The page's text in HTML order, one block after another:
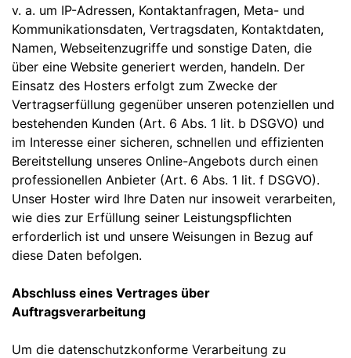
v. a. um IP-Adressen, Kontaktanfragen, Meta- und
Kommunikationsdaten, Vertragsdaten, Kontaktdaten,
Namen, Webseitenzugriffe und sonstige Daten, die
über eine Website generiert werden, handeln. Der
Einsatz des Hosters erfolgt zum Zwecke der
Vertragserfüllung gegenüber unseren potenziellen und
bestehenden Kunden (Art. 6 Abs. 1 lit. b DSGVO) und
im Interesse einer sicheren, schnellen und effizienten
Bereitstellung unseres Online-Angebots durch einen
professionellen Anbieter (Art. 6 Abs. 1 lit. f DSGVO).
Unser Hoster wird Ihre Daten nur insoweit verarbeiten,
wie dies zur Erfüllung seiner Leistungspflichten
erforderlich ist und unsere Weisungen in Bezug auf
diese Daten befolgen.
Abschluss eines Vertrages über
Auftragsverarbeitung
Um die datenschutzkonforme Verarbeitung zu